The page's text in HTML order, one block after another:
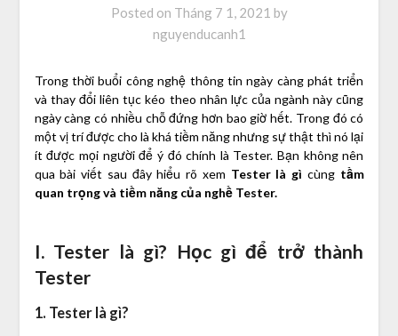
Posted on Tháng 7 1, 2021 by
nguyenducanh1
Trong thời buổi công nghệ thông tin ngày càng phát triển
và thay đổi liên tục kéo theo nhân lực của ngành này cũng
ngày càng có nhiều chỗ đứng hơn bao giờ hết. Trong đó có
một vị trí được cho là khá tiềm năng nhưng sự thật thì nó lại
ít được mọi người để ý đó chính là Tester. Bạn không nên
qua bài viết sau đây hiểu rõ xem Tester là gì cùng tầm
quan trọng và tiềm năng của nghề Tester.
I. Tester là gì? Học gì để trở thành
Tester
1. Tester là gì?